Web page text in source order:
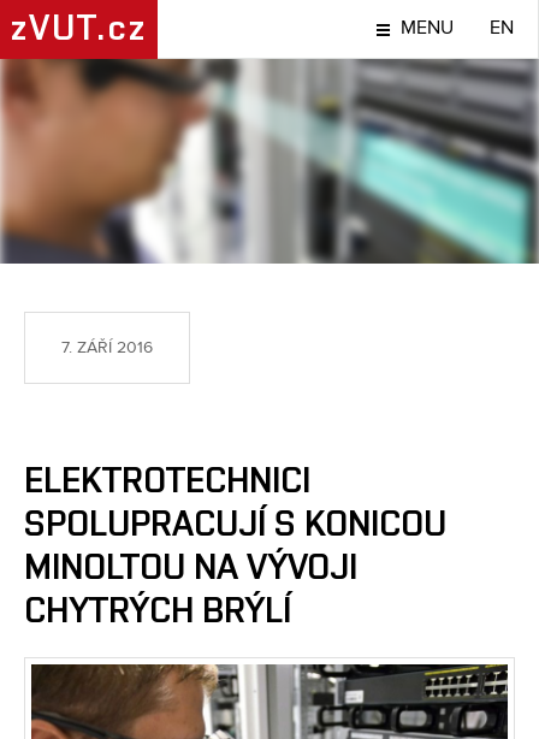
zVUT.cz MENU EN
TÉMA
7. ZÁŘÍ 2016
ELEKTROTECHNICI
SPOLUPRACUJÍ S KONICOU
MINOLTOU NA VÝVOJI
CHYTRÝCH BRÝLÍ